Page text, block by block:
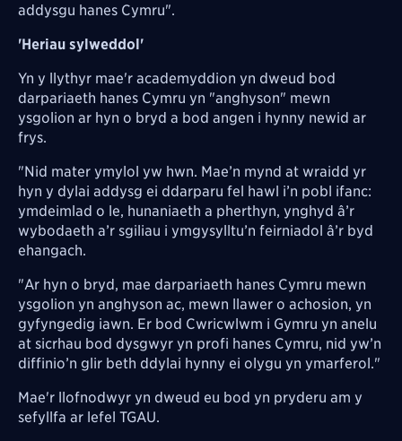
addysgu hanes Cymru".
'Heriau sylweddol'
Yn y llythyr mae'r academyddion yn dweud bod
darpariaeth hanes Cymru yn "anghyson" mewn
ysgolion ar hyn o bryd a bod angen i hynny newid ar
frys.
"Nid mater ymylol yw hwn. Mae’n mynd at wraidd yr
hyn y dylai addysg ei ddarparu fel hawl i’n pobl ifanc:
ymdeimlad o le, hunaniaeth a pherthyn, ynghyd â’r
wybodaeth a’r sgiliau i ymgysylltu’n feirniadol â’r byd
ehangach.
"Ar hyn o bryd, mae darpariaeth hanes Cymru mewn
ysgolion yn anghyson ac, mewn llawer o achosion, yn
gyfyngedig iawn. Er bod Cwricwlwm i Gymru yn anelu
at sicrhau bod dysgwyr yn profi hanes Cymru, nid yw’n
diffinio’n glir beth ddylai hynny ei olygu yn ymarferol."
Mae'r llofnodwyr yn dweud eu bod yn pryderu am y
sefyllfa ar lefel TGAU.